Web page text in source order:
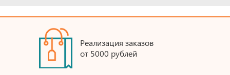
Реализация заказов
от 5000 рублей